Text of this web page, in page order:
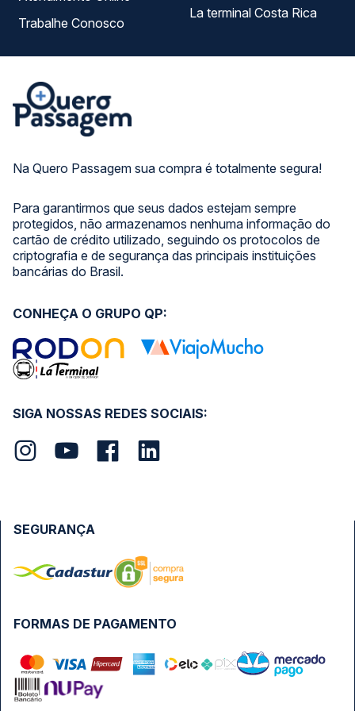
Na Quero Passagem sua compra é totalmente segura!
Para garantirmos que seus dados estejam sempre
protegidos, não armazenamos nenhuma informação do
cartão de crédito utilizado, seguindo os protocolos de
criptografia e de segurança das principais instituições
bancárias do Brasil.
Trabalhe Conosco
La terminal Costa Rica
SIGA NOSSAS REDES SOCIAIS:
CONHEÇA O GRUPO QP:
FORMAS DE PAGAMENTO
SEGURANÇA